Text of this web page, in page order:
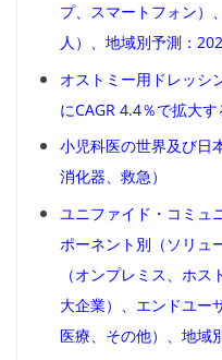
プ、スマートフォン）
人）、地域別予測：
オストミー用ドレッシ
にCAGR 4.4％で拡大す
小児科医の世界及び日
消化器、救急）
ユニファイド・コミュ
ポーネント別（ソリュ
（オンプレミス、ホス
大企業）、エンドユー
医療、その他）、地域